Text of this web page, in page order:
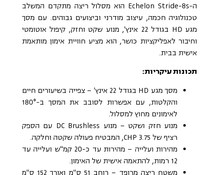
ה-Echelon Stride-8s הוא מסלול ריצה מתקדם המשלב
טכנולוגיה חכמה, עיצוב מודרני וביצועים גבוהים. עם מסך
מגע HD בגודל 22 אינץ', מנוע שקט וחזק, קיפול אוטומטי
וחיבור לאפליקציות כושר, הוא מציע חוויית אימון מותאמת
אישית בבית.
תכונות עיקריות:
מסך מגע HD בגודל 22 אינץ' – צפייה בשיעורים חיים
והקלטות, עם אפשרות לסובב את המסך ב-180°
לאימונים מחוץ למסלול.
מנוע חזק ושקט – מנוע DC Brushless עם הספק
רציף של 3.75 CHP, המבטיח פעולה שקטה וחלקה.
מהירות ועלייה – מהירות עד כ-20 קמ"ש ועלייה עד
12 רמות, להתאמה אישית של האימון.
משטח ריצה מרופד – רוחב 51 ס"מ ואורך 152 ס"מ